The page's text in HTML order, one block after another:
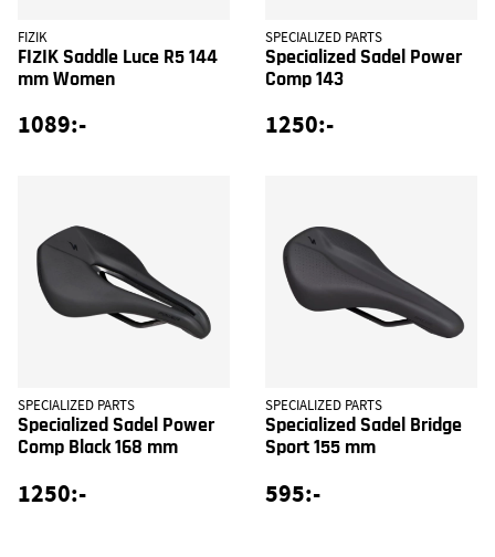
FIZIK
FIZIK Saddle Luce R5 144
mm Women
1089:-
SPECIALIZED PARTS
Specialized Sadel Power
Comp 143
1250:-
SPECIALIZED PARTS
Specialized Sadel Power
Comp Black 168 mm
1250:-
SPECIALIZED PARTS
Specialized Sadel Bridge
Sport 155 mm
595:-